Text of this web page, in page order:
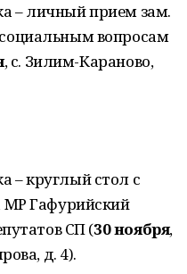
– личный прием зам.
вопросам
, с. Зилим-Караново,
– круглый стол с
МР Гафурийский
СП (30ноября,
д. 4).